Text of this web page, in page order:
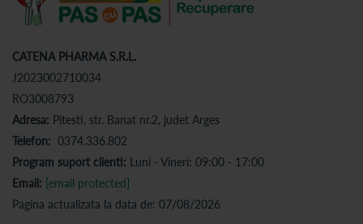
CATENA PHARMA S.R.L.
J2023002710034
RO3008793
Adresa: Pitesti, str. Banat nr.2, judet Arges
Telefon: 0374.336.802
Program suport clienti: Luni - Vineri: 09:00 - 17:00
Email: [email protected]
Pagina actualizata la data de: 07/08/2026